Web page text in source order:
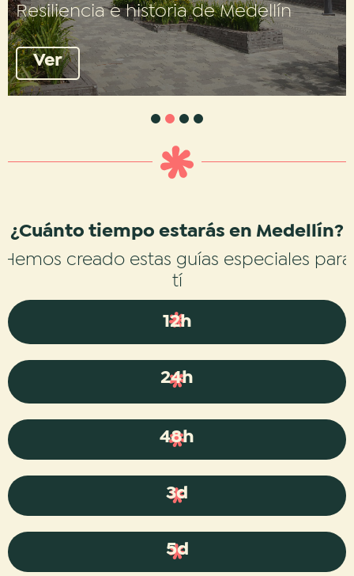
Resiliencia e historia de Medellín
Ver
4
¿Cuánto tiempo estarás en Medellín?
Hemos creado estas guías especiales para
tí
12h
24h
48h
3d
5d